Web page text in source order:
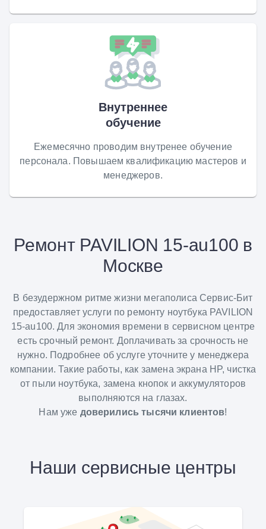
Внутреннее
обучение
Ежемесячно проводим внутренее обучение
персонала. Повышаем квалификацию мастеров и
менеджеров.
Ремонт PAVILION 15-au100 в
Москве
В безудержном ритме жизни мегаполиса Сервис-Бит
предоставляет услуги по ремонту ноутбука PAVILION
15-au100. Для экономия времени в сервисном центре
есть срочный ремонт. Доплачивать за срочность не
нужно. Подробнее об услуге уточните у менеджера
компании. Такие работы, как замена экрана HP, чистка
от пыли ноутбука, замена кнопок и аккумуляторов
выполняются на глазах.
Нам уже доверились тысячи клиентов!
Наши сервисные центры